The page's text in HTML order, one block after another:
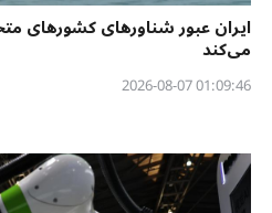
ایران عبور شناورهای کشورهای
می‌کند
01:09:46 2026-08-07